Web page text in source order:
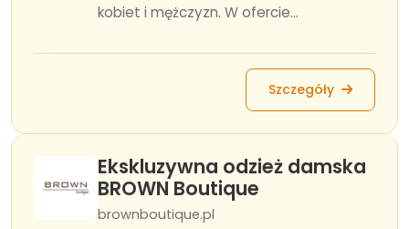
kobiet i mężczyzn. W ofercie...
Szczegóły
Ekskluzywna odzież damska
BROWN Boutique
brownboutique.pl